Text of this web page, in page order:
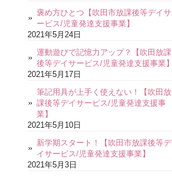
褒め方ひとつ【吹田市放課後等デイサ
ービス/児童発達支援事業】
2021年5月24日
運動遊びで記憶力アップ？【吹田放課
後等デイサービス/児童発達支援事業】
2021年5月17日
筆記用具が上手く使えない！【吹田放
課後等デイサービス/児童発達支援事
業】
2021年5月10日
新学期スタート！【吹田市放課後等デ
イサービス/児童発達支援事業】
2021年5月3日